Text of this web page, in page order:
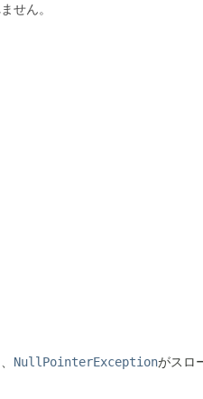
せん。
NullPointerExceptionがスロ